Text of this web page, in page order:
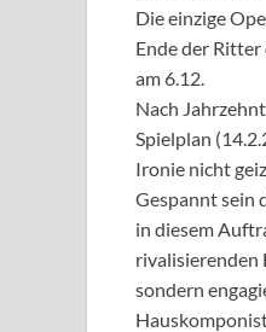
Die einzige
Ende der Ritter
am 6.12.
Nach
Spielplan
Ironie nicht
Gespannt sein
in diesem
rivalisierenden
sondern